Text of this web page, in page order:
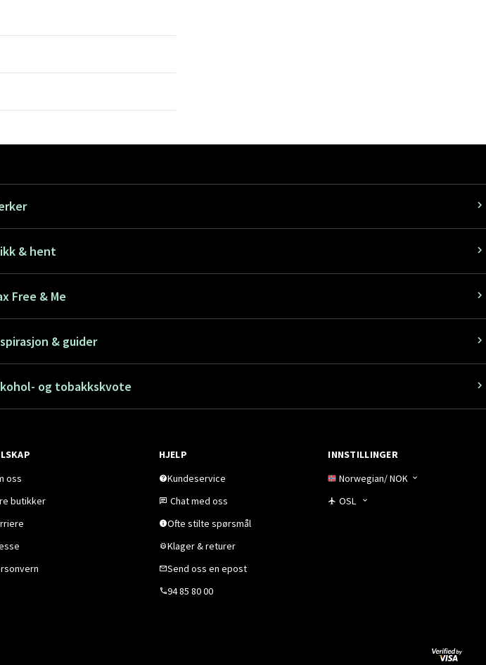
& hent
Free & Me
& guider
og tobakkskvote
oss
butikker
HJELP
Kundeservice
Chat med oss
Ofte stilte spørsmål
Klager & returer
Send oss en epost
94 85 80 00
INNSTILLINGER
Norwegian/NOK
OSL